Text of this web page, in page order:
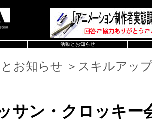
活動とお知らせ
とお知らせ ＞スキルアッ
サン・クロッキー